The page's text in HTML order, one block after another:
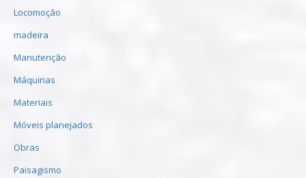
Locomoção
madeira
Manutenção
Máquinas
Materiais
Móveis planejados
Obras
Paisagismo